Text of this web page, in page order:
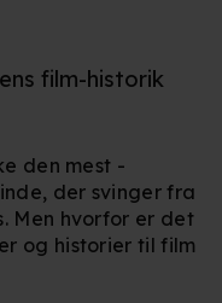
film-historik
den mest -
der svinger fra
Men hvorfor er det
og historier til film